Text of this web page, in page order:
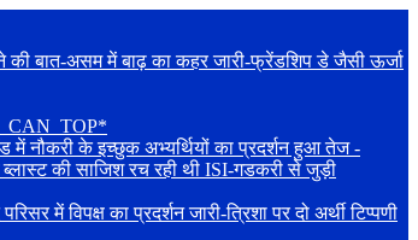
की बात-असम में बाढ़ का कहर जारी-फ्रेंडशिप डे जैसी ऊर्जा
में नौकरी के इच्छुक अभ्यर्थियों का प्रदर्शन हुआ तेज -
की साजिश रच रही थी ISI-गडकरी से जुड़ी
का प्रदर्शन जारी-त्रिशा पर दो अर्थी टिप्पणी